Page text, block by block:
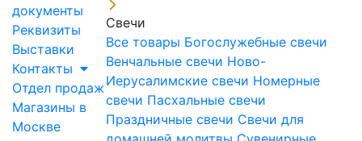
документы
Реквизиты
Выставки
Контакты
Отдел продаж
Магазины в
Москве
Свечи
Все товары Богослужебные свечи
Венчальные свечи Ново-
Иерусалимские свечи Номерные
свечи Пасхальные свечи
Праздничные свечи Свечи для